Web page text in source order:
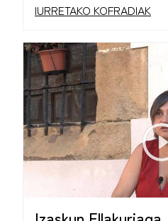
IURRETAKO KOFRADIAK